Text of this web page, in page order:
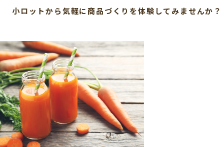
小ロットから気軽に商品づくりを体験してみませんか？